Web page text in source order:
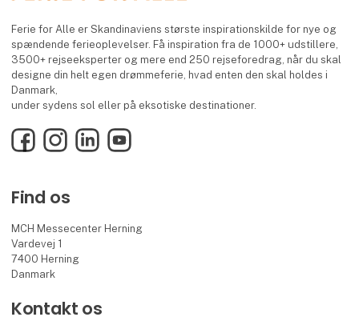
Ferie for Alle er Skandinaviens største inspirationskilde for nye og
spændende ferieoplevelser. Få inspiration fra de 1000+ udstillere,
3500+ rejseeksperter og mere end 250 rejseforedrag, når du skal
designe din helt egen drømmeferie, hvad enten den skal holdes i
Danmark,
under sydens sol eller på eksotiske destinationer.
FacebookInstagramLinkedInYouTube
Find os
MCH Messecenter Herning
Vardevej 1
7400 Herning
Danmark
Kontakt os